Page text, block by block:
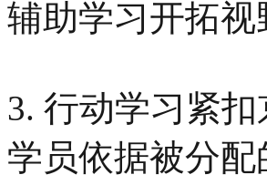
辅助学习开拓
3. 行动学习紧
学员依据被分